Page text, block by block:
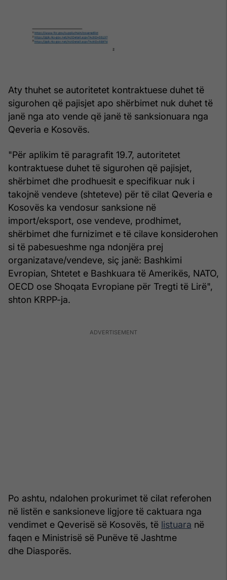
Aty thuhet se autoritetet kontraktuese duhet të
sigurohen që pajisjet apo shërbimet nuk duhet të
janë nga ato vende që janë të sanksionuara nga
Qeveria e Kosovës.
"Për aplikim të paragrafit 19.7, autoritetet
kontraktuese duhet të sigurohen që pajisjet,
shërbimet dhe prodhuesit e specifikuar nuk i
takojnë vendeve (shteteve) për të cilat Qeveria e
Kosovës ka vendosur sanksione në
import/eksport, ose vendeve, prodhimet,
shërbimet dhe furnizimet e të cilave konsiderohen
si të pabesueshme nga ndonjëra prej
organizatave/vendeve, siç janë: Bashkimi
Evropian, Shtetet e Bashkuara të Amerikës, NATO,
OECD ose Shoqata Evropiane për Tregti të Lirë",
shton KRPP-ja.
Po ashtu, ndalohen prokurimet të cilat referohen
në listën e sanksioneve ligjore të caktuara nga
vendimet e Qeverisë së Kosovës, të listuara në
faqen e Ministrisë së Punëve të Jashtme
dhe Diasporës.